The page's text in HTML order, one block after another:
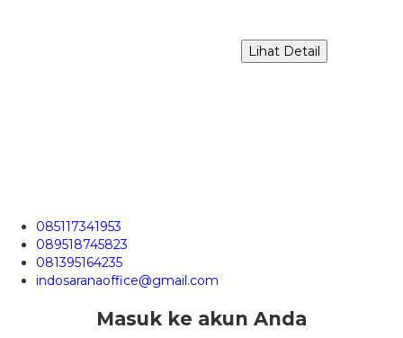
Lihat Detail
085117341953
089518745823
081395164235
indosaranaoffice@gmail.com
Masuk ke akun Anda